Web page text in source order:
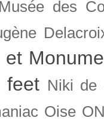
Musée des
et
feet Niki de
Oise